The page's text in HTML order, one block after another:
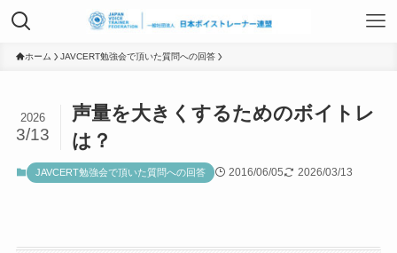
TOP
日本ボイストレーナー連盟資格認定につ
ホーム JAVCERT勉強会で頂いた質問への回答
声量を大きくするためのボイトレ
は？
2026
3/13
JAVCERT勉強会で頂いた質問への回答 2016/06/05 2026/03/13